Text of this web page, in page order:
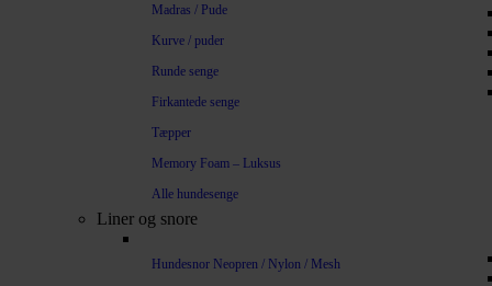
Madras / Pude
Kurve / puder
Runde senge
Firkantede senge
Tæpper
Memory Foam – Luksus
Alle hundesenge
Liner og snore
Hundesnor Neopren / Nylon / Mesh